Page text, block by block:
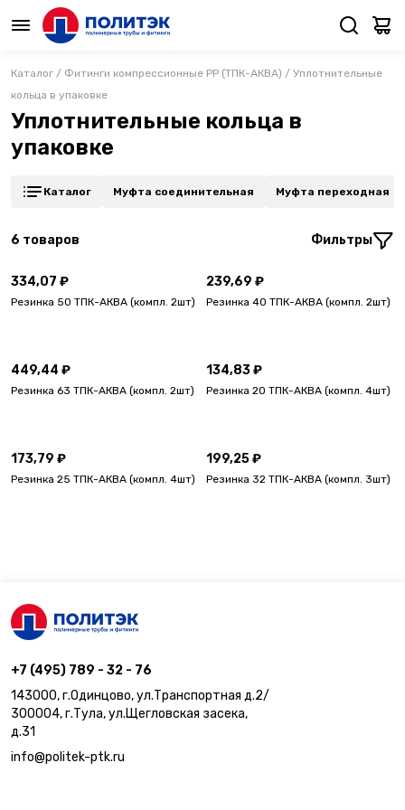
Каталог / Фитинги компрессионные PP (ТПК-АКВА) / Уплотнительные
кольца в упаковке
Уплотнительные кольца в
упаковке
Каталог Муфта соединительная Муфта переходная
6 товаров Фильтры
334,07 ₽
Резинка 50 ТПК-АКВА (компл. 2шт)
239,69 ₽
Резинка 40 ТПК-АКВА (компл. 2шт)
449,44 ₽
Резинка 63 ТПК-АКВА (компл. 2шт)
134,83 ₽
Резинка 20 ТПК-АКВА (компл. 4шт)
173,79 ₽
Резинка 25 ТПК-АКВА (компл. 4шт)
199,25 ₽
Резинка 32 ТПК-АКВА (компл. 3шт)
+7 (495) 789 - 32 - 76
143000, г.Одинцово, ул.Транспортная д.2/
300004, г.Тула, ул.Щегловская засека,
д.31
info@politek-ptk.ru